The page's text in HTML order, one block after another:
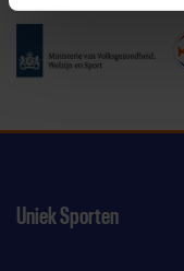
Uniek Sporten